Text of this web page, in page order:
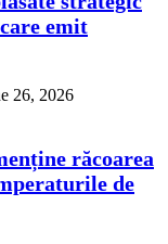
emit
26, 2026
răcoarea
de